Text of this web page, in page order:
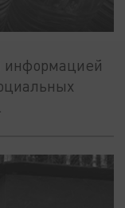
информацией